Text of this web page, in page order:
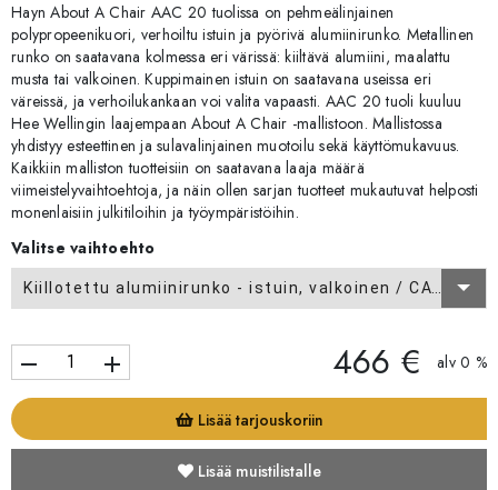
Hayn About A Chair AAC 20 tuolissa on pehmeälinjainen
polypropeenikuori, verhoiltu istuin ja pyörivä alumiinirunko. Metallinen
runko on saatavana kolmessa eri värissä: kiiltävä alumiini, maalattu
musta tai valkoinen. Kuppimainen istuin on saatavana useissa eri
väreissä, ja verhoilukankaan voi valita vapaasti. AAC 20 tuoli kuuluu
Hee Wellingin laajempaan About A Chair -mallistoon. Mallistossa
yhdistyy esteettinen ja sulavalinjainen muotoilu sekä käyttömukavuus.
Kaikkiin malliston tuotteisiin on saatavana laaja määrä
viimeistelyvaihtoehtoja, ja näin ollen sarjan tuotteet mukautuvat helposti
monenlaisiin julkitiloihin ja työympäristöihin.
Valitse vaihtoehto
remove add 466 € alv 0 %
Lisää tarjouskoriin
Lisää muistilistalle